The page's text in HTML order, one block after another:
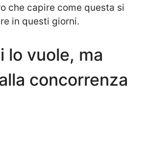
che capire come questa si
in questi giorni.
lo vuole, ma
concorrenza